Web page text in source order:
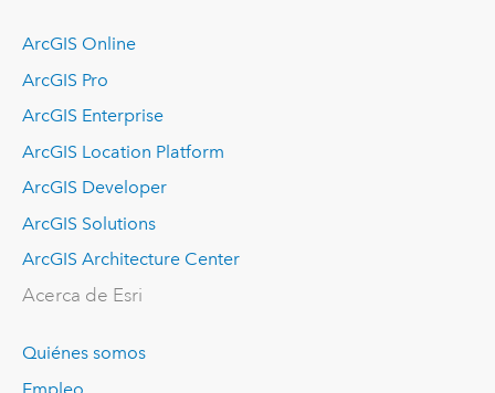
ArcGIS Online
ArcGIS Pro
ArcGIS Enterprise
ArcGIS Location Platform
ArcGIS Developer
ArcGIS Solutions
ArcGIS Architecture Center
Acerca de Esri
Quiénes somos